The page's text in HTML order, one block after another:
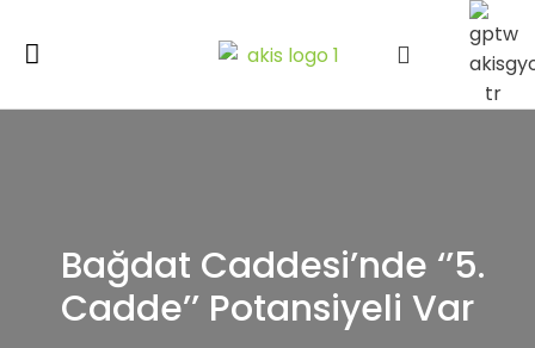
Bağdat Caddesi’nde ‘’5.
Cadde’’ Potansiyeli Var